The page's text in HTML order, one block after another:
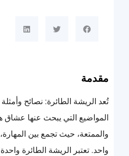
مقدمة
تُعد الريشة الطائرة: نصائح
المواضيع التي يبحث عنها عشاق
والممتعة، حيث تجمع بين
واحد. تعتبر الريشة الطائرة